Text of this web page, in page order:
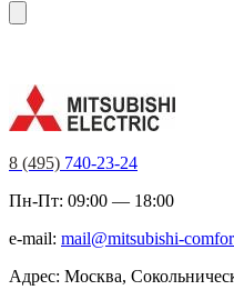
8 (495) 740-23-24
Пн-Пт: 09:00 — 18:00
e-mail: mail@mitsubishi-
Адрес: Москва,